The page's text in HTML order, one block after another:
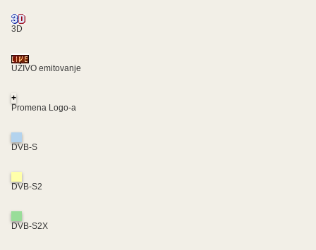
3D
UŽIVO emitovanje
+
Promena Logo-a
DVB-S
DVB-S2
DVB-S2X